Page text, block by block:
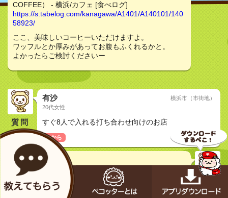
COFFEE） - 横浜/カフェ [食べログ]
https://s.tabelog.com/kanagawa/A1401/A140101/140
58923/
ここ、美味しいコーヒーいただけますよ。
ワッフルとか厚みがあってお腹もふくれるかと。
よかったらご検討くださいー
質問
有沙
20代女性
横浜市（市街地）
すぐ8人で入れる打ち合わせ向けのお店
今から
真琴c
40代女性
オスロ コーヒー 横浜ザ・ダイヤモンド店 （OSLO
COFFEE） - 横浜/カフェ [食べログ]